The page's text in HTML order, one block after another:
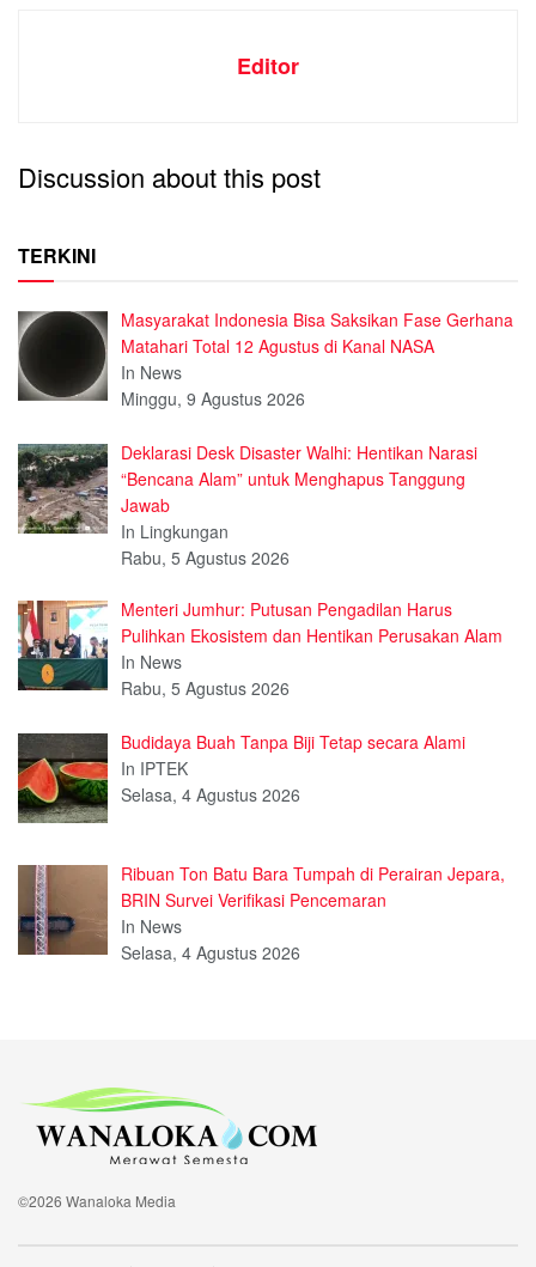
Editor
Discussion about this post
TERKINI
Masyarakat Indonesia Bisa Saksikan Fase Gerhana
Matahari Total 12 Agustus di Kanal NASA
In News
Minggu, 9 Agustus 2026
Deklarasi Desk Disaster Walhi: Hentikan Narasi
“Bencana Alam” untuk Menghapus Tanggung
Jawab
In Lingkungan
Rabu, 5 Agustus 2026
Menteri Jumhur: Putusan Pengadilan Harus
Pulihkan Ekosistem dan Hentikan Perusakan Alam
In News
Rabu, 5 Agustus 2026
Budidaya Buah Tanpa Biji Tetap secara Alami
In IPTEK
Selasa, 4 Agustus 2026
Ribuan Ton Batu Bara Tumpah di Perairan Jepara,
BRIN Survei Verifikasi Pencemaran
In News
Selasa, 4 Agustus 2026
©2026 Wanaloka Media